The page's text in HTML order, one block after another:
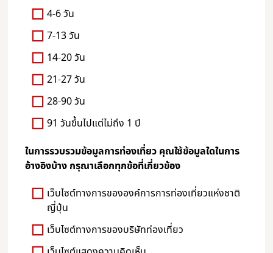
4-6 วัน
7-13 วัน
14-20 วัน
21-27 วัน
28-90 วัน
91 วันขึ้นไปแต่ไม่ถึง 1 ปี
ในการรวบรวมข้อมูลการท่องเที่ยว คุณใช้ข้อมูลใดในการ
อ้างอิงบ้าง กรุณาเลือกทุกข้อที่เกี่ยวข้อง
เว็บไซต์ทางการขององค์การการท่องเที่ยวแห่งชาติ
ญี่ปุ่น
เว็บไซต์ทางการของบริษัทท่องเที่ยว